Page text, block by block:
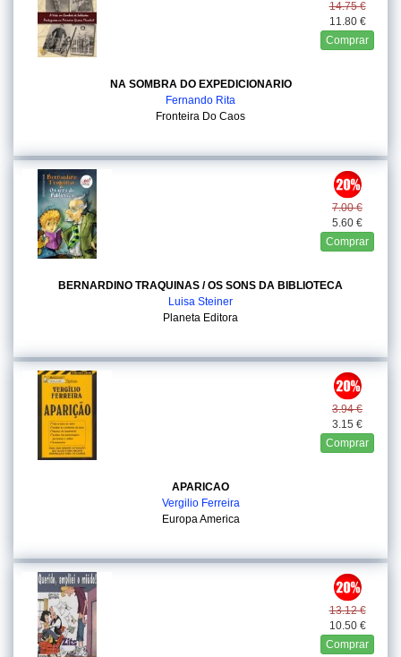
14.75 €
11.80 €
Comprar
NA SOMBRA DO EXPEDICIONARIO
Fernando Rita
Fronteira Do Caos
7.00 €
5.60 €
Comprar
BERNARDINO TRAQUINAS / OS SONS DA BIBLIOTECA
Luisa Steiner
Planeta Editora
3.94 €
3.15 €
Comprar
APARICAO
Vergilio Ferreira
Europa America
13.12 €
10.50 €
Comprar